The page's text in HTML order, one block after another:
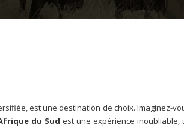
est une destination de choix. Imaginez-
du Sud est une expérience inoubliable,